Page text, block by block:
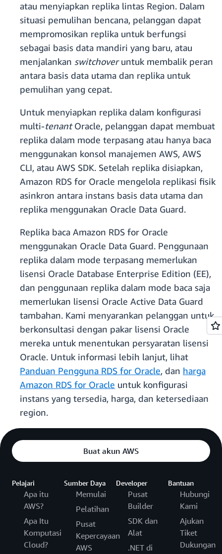
atau menyiapkan replika lintas Region. Dalam
situasi pemulihan bencana, pelanggan dapat
mempromosikan replika untuk berfungsi
sebagai basis data mandiri yang baru, atau
menjalankan switchoveruntuk membalik peran
antara basis data utama dan replika untuk
pemulihan yang cepat.
Untuk menyiapkan replika dalam konfigurasi
multi-tenantOracle, pelanggan dapat membuat
replika dalam mode terpasang atau hanya baca
menggunakan konsol manajemen AWS, AWS
CLI, atau AWS SDK. Setelah replika disiapkan,
Amazon RDS for Oracle mengelola replikasi fisik
asinkron antara instans basis data utama dan
replika menggunakan Oracle Data Guard.
Replika baca Amazon RDS for Oracle
menggunakan Oracle Data Guard. Penggunaan
replika dalam mode terpasang memerlukan
lisensi Oracle Database Enterprise Edition (EE),
dan penggunaan replika dalam mode baca saja
memerlukan lisensi Oracle Active Data Guard
tambahan. Kami menyarankan pelanggan untuk
berkonsultasi dengan pakar lisensi Oracle
mereka untuk menentukan persyaratan lisensi
Oracle. Untuk informasi lebih lanjut, lihat
Panduan Pengguna RDS for Oracle, dan harga
Amazon RDS for Oracle untuk konfigurasi
instans yang tersedia, harga, dan ketersediaan
region.
Buat akun AWS
Pelajari
Apa itu
AWS?
Apa Itu
Komputasi
Cloud?
Sumber Daya
Memulai
Pelatihan
Pusat
Kepercayaan
AWS
Developer
Pusat
Builder
SDK dan
Alat
.NET di
Bantuan
Hubungi
Kami
Ajukan
Tiket
Dukungan